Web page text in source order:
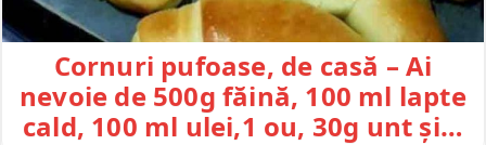
Cornuri pufoase, de casă – Ai
nevoie de 500g făină, 100 ml lapte
cald, 100 ml ulei,1 ou, 30g unt și…